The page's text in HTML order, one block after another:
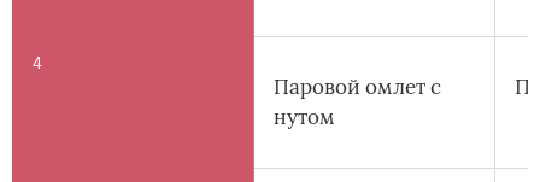
4
Паровой омлет с
нутом